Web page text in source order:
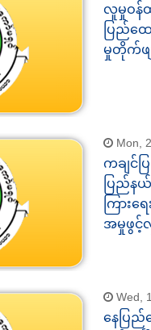
လူမှုဝန်
ပြည်ထ
မှုတိုက်ဖ
Mon,
ကချင်
ပြည်န
ကြား
အမှုဖွင့်
Wed,
နေပြ